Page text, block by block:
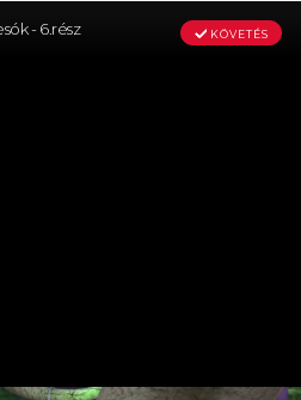
- 6.rész KÖVETÉS